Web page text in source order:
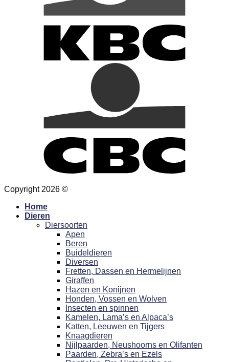
Copyright 2026 ©
Home
Dieren
Diersoorten
Apen
Beren
Buideldieren
Diversen
Fretten, Dassen en Hermelijnen
Giraffen
Hazen en Konijnen
Honden, Vossen en Wolven
Insecten en spinnen
Kamelen, Lama’s en Alpaca’s
Katten, Leeuwen en Tijgers
Knaagdieren
Nijlpaarden, Neushoorns en Olifanten
Paarden, Zebra’s en Ezels